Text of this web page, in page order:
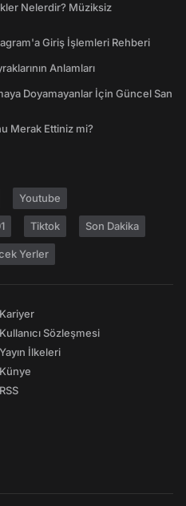
Nelerdir? Müziksiz
Giriş İşlemleri Rehberi
Anlamları
Doyamayanlar İçin Güncel San
Merak Ettiniz mi?
Youtube
Tiktok Son Dakika
Yerler
Kariyer
Kullanıcı Sözleşmesi
Yayın İlkeleri
Künye
RSS